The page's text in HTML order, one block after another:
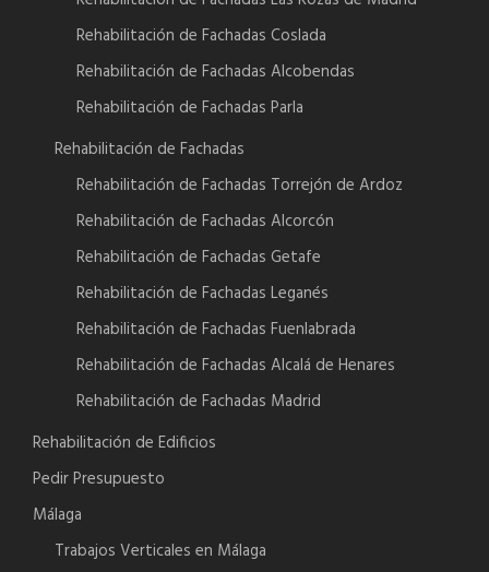
Rehabilitación de Fachadas Coslada
Rehabilitación de Fachadas Alcobendas
Rehabilitación de Fachadas Parla
Rehabilitación de Fachadas
Rehabilitación de Fachadas Torrejón de Ardoz
Rehabilitación de Fachadas Alcorcón
Rehabilitación de Fachadas Getafe
Rehabilitación de Fachadas Leganés
Rehabilitación de Fachadas Fuenlabrada
Rehabilitación de Fachadas Alcalá de Henares
Rehabilitación de Fachadas Madrid
Rehabilitación de Edificios
Pedir Presupuesto
Málaga
Trabajos Verticales en Málaga